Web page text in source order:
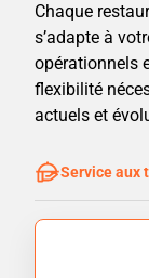
Chaque
s’adapte à
opérationnels
flexibilité
actuels et
Service aux